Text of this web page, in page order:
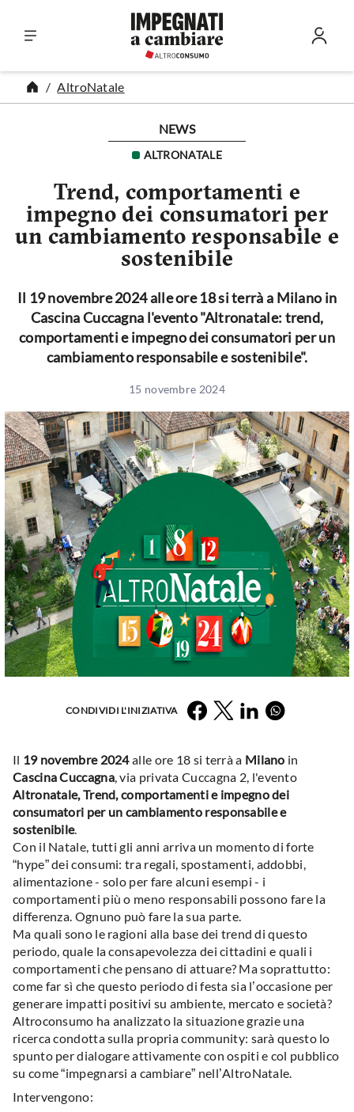
AltroNatale
NEWS
ALTRONATALE
Trend, comportamenti e
impegno dei consumatori per
un cambiamento responsabile e
sostenibile
Il 19 novembre 2024 alle ore 18 si terrà a Milano in
Cascina Cuccagna l'evento "Altronatale: trend,
comportamenti e impegno dei consumatori per un
cambiamento responsabile e sostenibile".
15 novembre 2024
CONDIVIDI L'INIZIATIVA FacebookTwitter LinkedInWhatsapp
Il 19 novembre 2024alle ore 18 si terrà a Milano in
Cascina Cuccagna, via privata Cuccagna 2, l'evento
Altronatale, Trend, comportamenti e impegno dei
consumatori per un cambiamento responsabile e
sostenibile.
Con il Natale, tutti gli anni arriva un momento di forte
“hype” dei consumi: tra regali, spostamenti, addobbi,
alimentazione - solo per fare alcuni esempi - i
comportamenti più o meno responsabili possono fare la
differenza. Ognuno può fare la sua parte.
Ma quali sono le ragioni alla base dei trend di questo
periodo, quale la consapevolezza dei cittadini e quali i
comportamenti che pensano di attuare? Ma soprattutto:
come far sì che questo periodo di festa sia l’occasione per
generare impatti positivi su ambiente, mercato e società?
Altroconsumo ha analizzato la situazione grazie una
ricerca condotta sulla propria community: sarà questo lo
spunto per dialogare attivamente con ospiti e col pubblico
su come “impegnarsi a cambiare” nell’AltroNatale.
Intervengono: